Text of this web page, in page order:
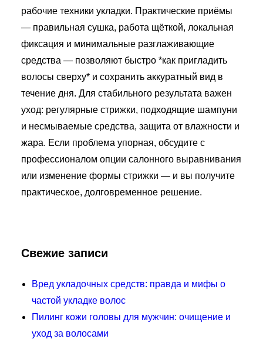
рабочие техники укладки. Практические приёмы
— правильная сушка, работа щёткой, локальная
фиксация и минимальные разглаживающие
средства — позволяют быстро *как пригладить
волосы сверху* и сохранить аккуратный вид в
течение дня. Для стабильного результата важен
уход: регулярные стрижки, подходящие шампуни
и несмываемые средства, защита от влажности и
жара. Если проблема упорная, обсудите с
профессионалом опции салонного выравнивания
или изменение формы стрижки — и вы получите
практическое, долговременное решение.
Свежие записи
Вред укладочных средств: правда и мифы о
частой укладке волос
Пилинг кожи головы для мужчин: очищение и
уход за волосами